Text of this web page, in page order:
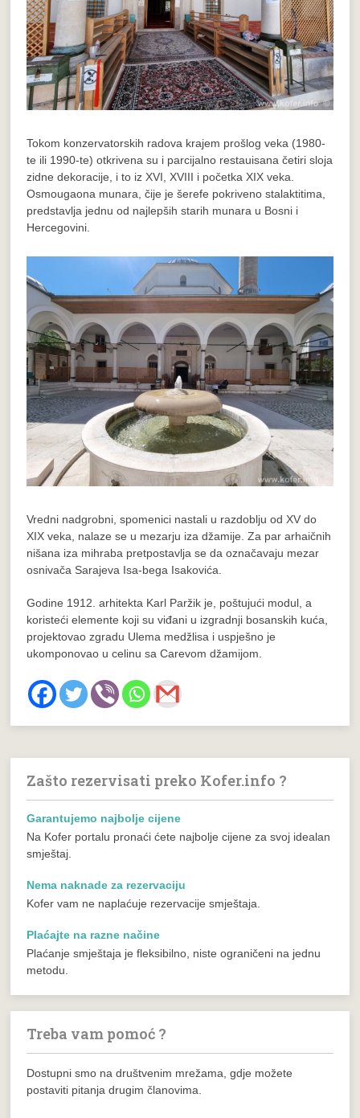
Tokom konzervatorskih radova krajem prošlog veka (1980-
te ili 1990-te) otkrivena su i parcijalno restauisana četiri sloja
zidne dekoracije, i to iz XVI, XVIII i početka XIX veka.
Osmougaona munara, čije je šerefe pokriveno stalaktitima,
predstavlja jednu od najlepših starih munara u Bosni i
Hercegovini.
Vredni nadgrobni, spomenici nastali u razdoblju od XV do
XIX veka, nalaze se u mezarju iza džamije. Za par arhaičnih
nišana iza mihraba pretpostavlja se da označavaju mezar
osnivača Sarajeva Isa-bega Isakovića.
Godine 1912. arhitekta Karl Paržik je, poštujući modul, a
koristeći elemente koji su viđani u izgradnji bosanskih kuća,
projektovao zgradu Ulema medžlisa i uspješno je
ukomponovao u celinu sa Carevom džamijom.
Zašto rezervisati preko Kofer.info ?
Garantujemo najbolje cijene
Na Kofer portalu pronaći ćete najbolje cijene za svoj idealan
smještaj.
Nema naknade za rezervaciju
Kofer vam ne naplaćuje rezervacije smještaja.
Plaćajte na razne načine
Plaćanje smještaja je fleksibilno, niste ograničeni na jednu
metodu.
Treba vam pomoć ?
Dostupni smo na društvenim mrežama, gdje možete
postaviti pitanja drugim članovima.